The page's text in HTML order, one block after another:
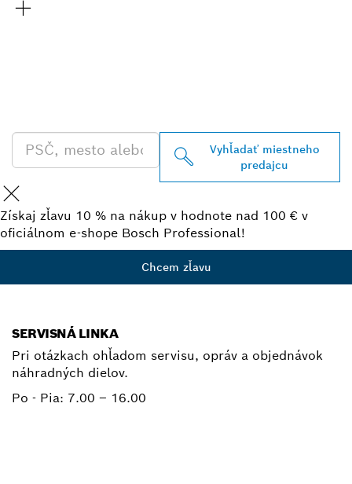
Vyhľadať miestneho
predajcu
Získaj zľavu 10 % na nákup v hodnote nad 100 € v
oficiálnom e-shope Bosch Professional!
Chcem zľavu
SERVISNÁ LINKA
Pri otázkach ohľadom servisu, opráv a objednávok
náhradných dielov.
Po - Pia: 7.00 – 16.00